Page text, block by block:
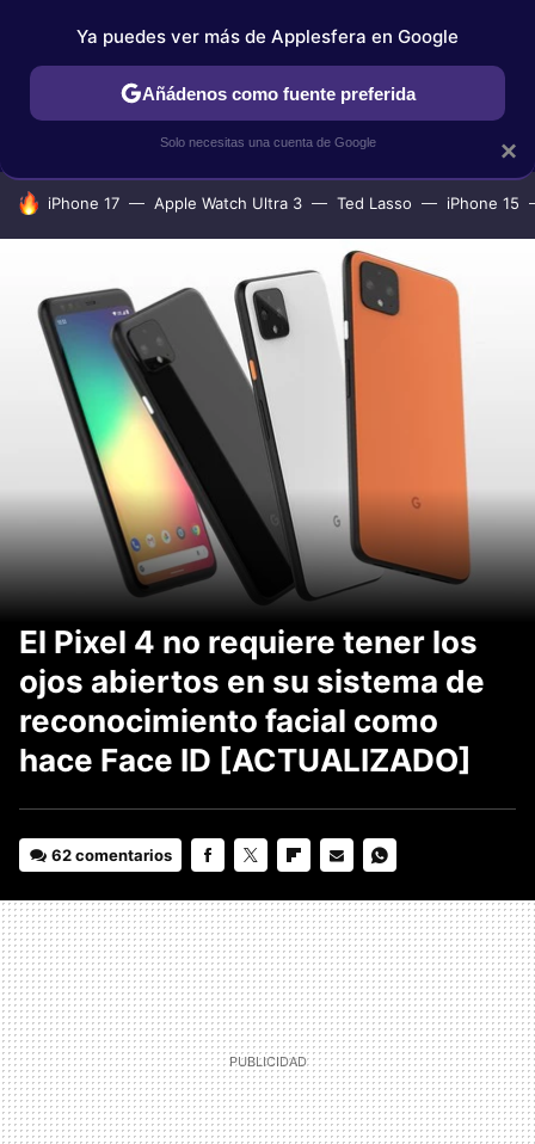
IPHONE TUTORIALES APPLESFERA SELECCIÓN
HOY SE HABLA DE
iPhone 17 Apple Watch Ultra 3 Ted Lasso iPhone 15
El Pixel 4 no requiere tener los
ojos abiertos en su sistema de
reconocimiento facial como
hace Face ID [ACTUALIZADO]
62 comentarios
MAIL
×
Ya puedes ver más de Applesfera en Google
Añádenos como fuente preferida
Solo necesitas una cuenta de Google